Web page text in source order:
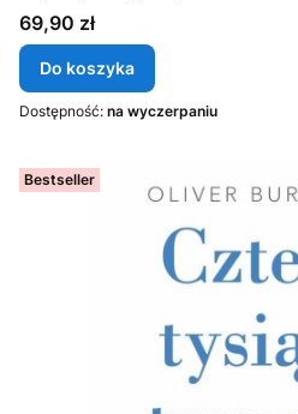
Cena
69,90 zł
Do koszyka
Dostępność: na wyczerpaniu
Bestseller